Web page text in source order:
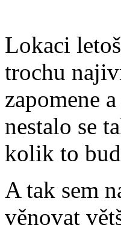
Lokaci
trochu
zapomene
nestalo se
kolik to
A tak sem
věnovat